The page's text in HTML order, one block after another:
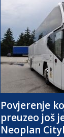
Povjerenje
preuzeo još
Neoplan